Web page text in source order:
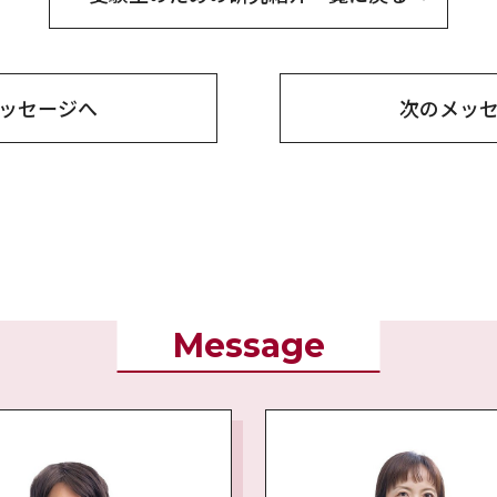
セージへ 次のメッ
Message